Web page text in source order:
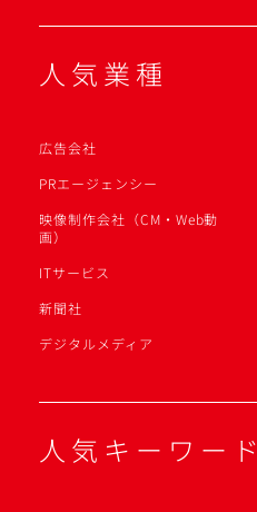
人気業種
広告会社
PRエージェンシー
映像制作会社（CM・Web動
画）
ITサービス
新聞社
デジタルメディア
人気キーワード